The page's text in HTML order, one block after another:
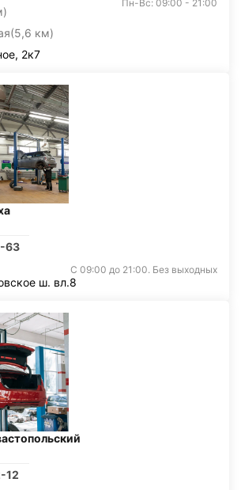
(5,6 км)
Пн-Вс: 09:00 - 21:00
2к7
63
С 09:00 до 21:00. Без выходных
ш. вл.8
12